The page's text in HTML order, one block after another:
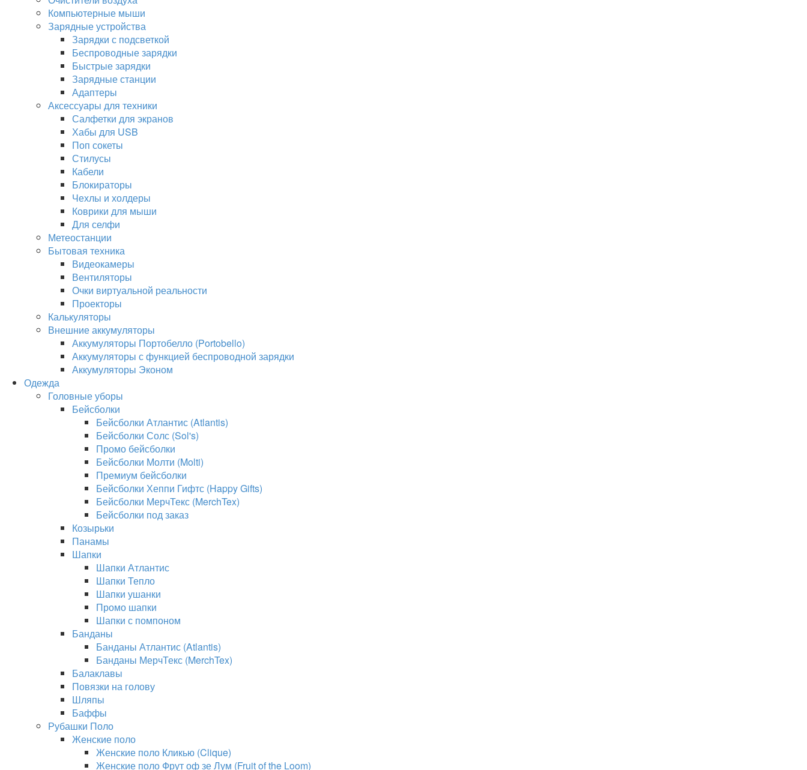
Компьютерные мыши
Зарядные устройства
Зарядки с подсветкой
Беспроводные зарядки
Быстрые зарядки
Зарядные станции
Адаптеры
Аксессуары для техники
Салфетки для экранов
Хабы для USB
Поп сокеты
Стилусы
Кабели
Блокираторы
Чехлы и холдеры
Коврики для мыши
Для селфи
Метеостанции
Бытовая техника
Видеокамеры
Вентиляторы
Очки виртуальной реальности
Проекторы
Калькуляторы
Внешние аккумуляторы
Аккумуляторы Портобелло (Portobello)
Аккумуляторы с функцией беспроводной зарядки
Аккумуляторы Эконом
Одежда
Головные уборы
Бейсболки
Бейсболки Атлантис (Atlantis)
Бейсболки Солс (Sol's)
Промо бейсболки
Бейсболки Молти (Molti)
Премиум бейсболки
Бейсболки Хеппи Гифтс (Happy Gifts)
Бейсболки МерчТекс (MerchTex)
Бейсболки под заказ
Козырьки
Панамы
Шапки
Шапки Атлантис
Шапки Тепло
Шапки ушанки
Промо шапки
Шапки с помпоном
Банданы
Банданы Атлантис (Atlantis)
Банданы МерчТекс (MerchTex)
Балаклавы
Повязки на голову
Шляпы
Баффы
Рубашки Поло
Женские поло
Женские поло Кликью (Clique)
Женские поло Фрут оф зе Лум (Fruit of the Loom)